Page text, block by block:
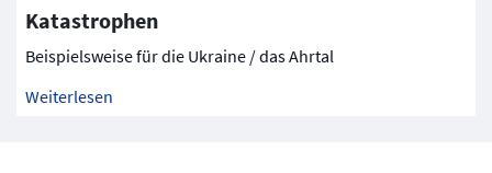
Katastrophen
Beispielsweise für die Ukraine / das Ahrtal
Weiterlesen